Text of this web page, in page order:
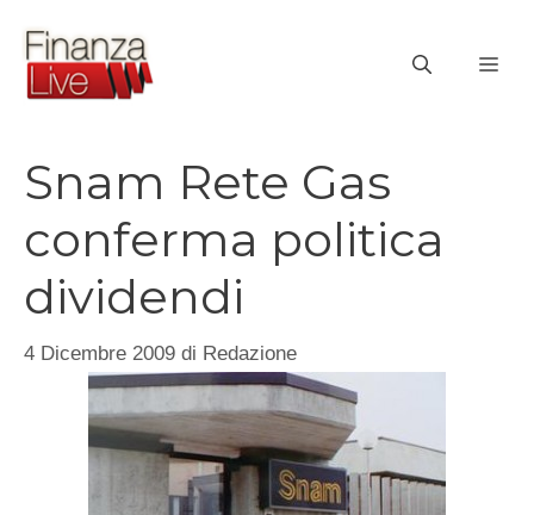
contenuto
Snam Rete Gas
conferma politica
dividendi
4 Dicembre 2009 di Redazione